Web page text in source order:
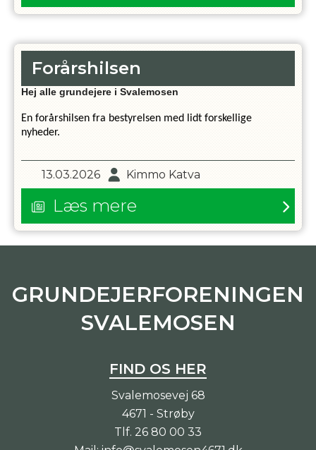
Forårshilsen
Hej alle grundejere i Svalemosen
En forårshilsen fra bestyrelsen med lidt forskellige
nyheder.
13.03.2026 Kimmo Katva
Læs mere
GRUNDEJERFORENINGEN
SVALEMOSEN
FIND OS HER
Svalemosevej 68
4671 - Strøby
Tlf. 26 80 00 33